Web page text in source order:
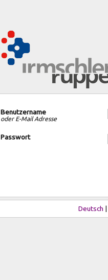
Benutzername
oder E-Mail Adresse
Passwort
Deutsch |